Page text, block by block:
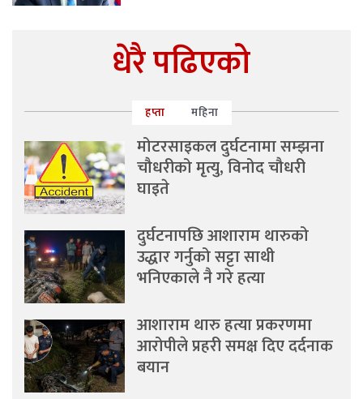
धेरै पढिएको
हप्ता महिना
मोटरसाइकल दुर्घटनामा सम्झना
चौधरीको मृत्यु, विनोद चौधरी
घाइते
दुर्घटनापछि आशाराम थारुको
उद्धार गर्नुको सट्टा साथी
भनिएकाले नै गरे हत्या
आशाराम थारु हत्या प्रकरणमा
आरोपीले प्रहरी समक्ष दिए दर्दनाक
बयान